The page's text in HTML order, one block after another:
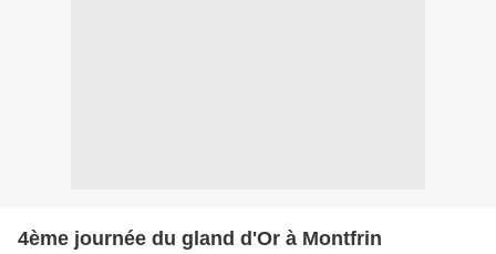
4ème journée du gland d'Or à Montfrin